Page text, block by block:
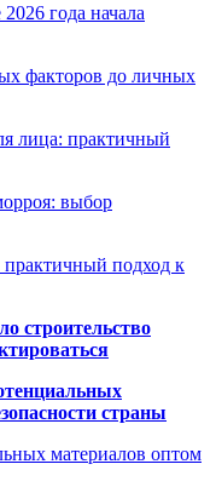
года начала
факторов до личных
лица: практичный
выбор
подход к
строительство
страны
материалов оптом